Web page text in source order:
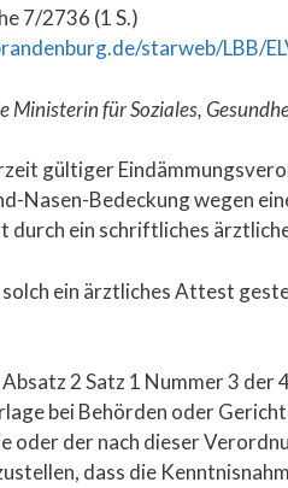
7/2736 (1 S.)
starweb/LBB/
Ministerin für Soziales,
gültiger
Nasen-Bedeckung wegen
durch ein schriftliches
ein ärztliches Attest
2 Satz 1 Nummer 3
bei Behörden oder
oder der nach dieser
dass die